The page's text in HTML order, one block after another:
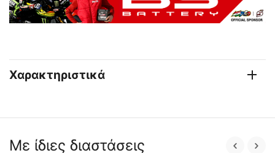
Χαρακτηριστικά
Με ίδιες διαστάσεις